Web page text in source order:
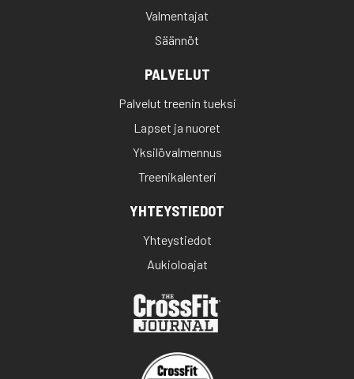
Valmentajat
Säännöt
PALVELUT
Palvelut treenin tueksi
Lapset ja nuoret
Yksilövalmennus
Treenikalenteri
YHTEYSTIEDOT
Yhteystiedot
Aukioloajat